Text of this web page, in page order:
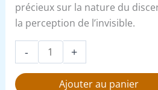
précieux sur la nature du
la perception de l’invisible.
- +
Ajouter au panier